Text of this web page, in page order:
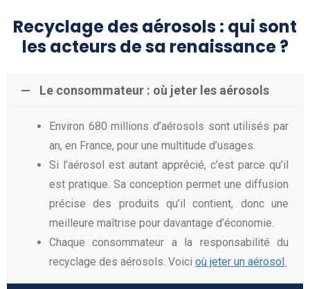
Recyclage des aérosols : qui sont
les acteurs de sa renaissance ?
Le consommateur : où jeter les aérosols
Environ 680 millions d’aérosols sont utilisés par
an, en France, pour une multitude d’usages.
Si l’aérosol est autant apprécié, c’est parce qu’il
est pratique. Sa conception permet une diffusion
précise des produits qu’il contient, donc une
meilleure maîtrise pour davantage d’économie.
Chaque consommateur a la responsabilité du
recyclage des aérosols. Voici où jeter un aérosol .